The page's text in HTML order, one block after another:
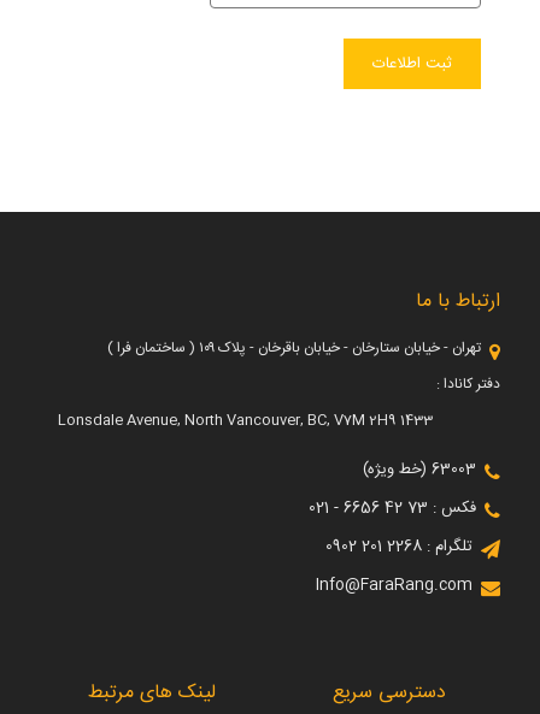
ارتباط با ما
تهران - خیابان ستارخان - خیابان باقرخان - پلاک ۱۰۹ ( ساختمان فرا )
دفتر کانادا :
1433 Lonsdale Avenue, North Vancouver, BC, V7M 2H9
63003 (خط ویژه)
فکس : 73 42 6656 - 021
تلگرام : 2268 201 0902
Info@FaraRang.com
دسترسی سریع
لینک های مرتبط